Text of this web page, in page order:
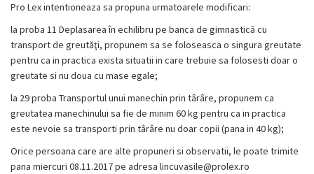
Pro Lex intentioneaza sa propuna urmatoarele modificari:
la proba 11 Deplasarea în echilibru pe banca de gimnastică cu
transport de greutăţi, propunem sa se foloseasca o singura greutate
pentru ca in practica exista situatii in care trebuie sa folosesti doar o
greutate si nu doua cu mase egale;
la 29 proba Transportul unui manechin prin târâre, propunem ca
greutatea manechinului sa fie de minim 60 kg pentru ca in practica
este nevoie sa transporti prin târâre nu doar copii (pana in 40 kg);
Orice persoana care are alte propuneri si observatii, le poate trimite
pana miercuri 08.11.2017 pe adresa lincuvasile@prolex.ro